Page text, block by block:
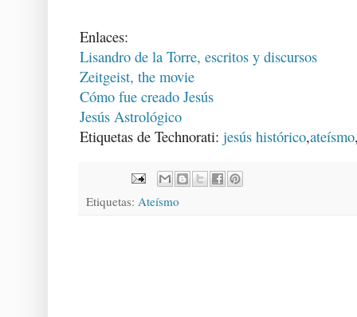
Enlaces:
Lisandro de la Torre, escritos y discursos
Zeitgeist, the movie
Cómo fue creado Jesús
Jesús Astrológico
Etiquetas de Technorati: jesús histórico,ateísmo
Etiquetas: Ateísmo